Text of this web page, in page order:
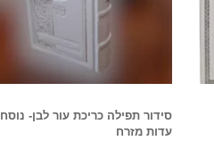
סידור תפילה כריכת עור לבן- נוסח
עדות מזרח